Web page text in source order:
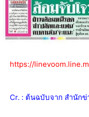
https://
Cr. : ต้นฉบับจาก สำนัก